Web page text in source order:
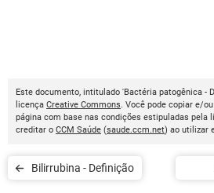
Este documento, intitulado 'Bactéria patogênica -
licença Creative Commons. Você pode copiar e/
página com base nas condições estipuladas pela
creditar o CCM Saúde (saude.ccm.net) ao utilizar
Bilirrubina - Definição